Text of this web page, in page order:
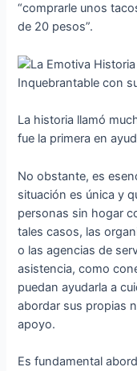
“comprarle unos
de 20 pesos”.
La historia llamó
fue la primera en
No obstante, es
situación es única y
personas sin hogar
tales casos, las
o las agencias de
asistencia, como
puedan ayudarla a
abordar sus propias
apoyo.
Es fundamental